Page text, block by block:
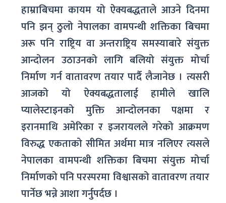
हाम्राबिचमा कायम यो ऐक्यबद्धताले आउने दिनमा
पनि झन् ठुलो नेपालका वामपन्थी शक्तिका बिचमा
अरू पनि राष्ट्रिय वा अन्तराष्ट्रिय समस्याबारे संयुक्त
आन्दोलन उठाउनको लागि बलियो संयुक्त मोर्चा
निर्माण गर्न वातावरण तयार पार्दै लैजानेछ । त्यसरी
आजको यो ऐक्यबद्धतालाई हामीले खालि
प्यालेस्टाइनको मुक्ति आन्दोलनका पक्षमा र
इरानमाथि अमेरिका र इजरायलले गरेको आक्रमण
विरुद्ध एकताको सीमित अर्थमा मात्र नलिएर त्यसले
नेपालका वामपन्थी शक्तिका बिचमा संयुक्त मोर्चा
निर्माणको पनि परस्परमा विश्वासको वातावरण तयार
पार्नेछ भन्ने आशा गर्नुपर्दछ ।